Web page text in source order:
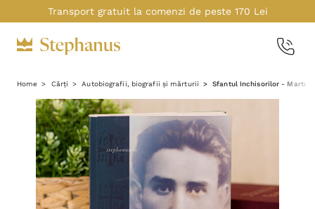
Transport gratuit la comenzi de peste 170 Lei
Home Cărți Autobiografii, biografii și mărturii Sfantul Inchisorilor -